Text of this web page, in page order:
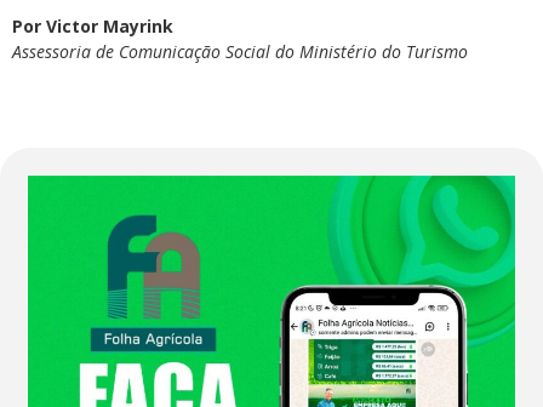
Por Victor Mayrink
Assessoria de Comunicação Social do Ministério do Turismo